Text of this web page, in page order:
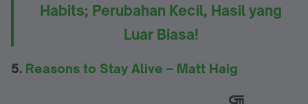
Habits; Perubahan Kecil, Hasil yang
Luar Biasa!
5. Reasons to Stay Alive – Matt Haig